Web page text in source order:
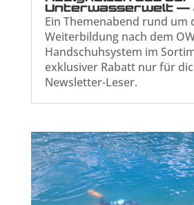
Unterwasserwelt —
Ein Themenabend rund um
Weiterbildung nach dem
Handschuhsystem im
exklusiver Rabatt nur für
Newsletter-Leser.